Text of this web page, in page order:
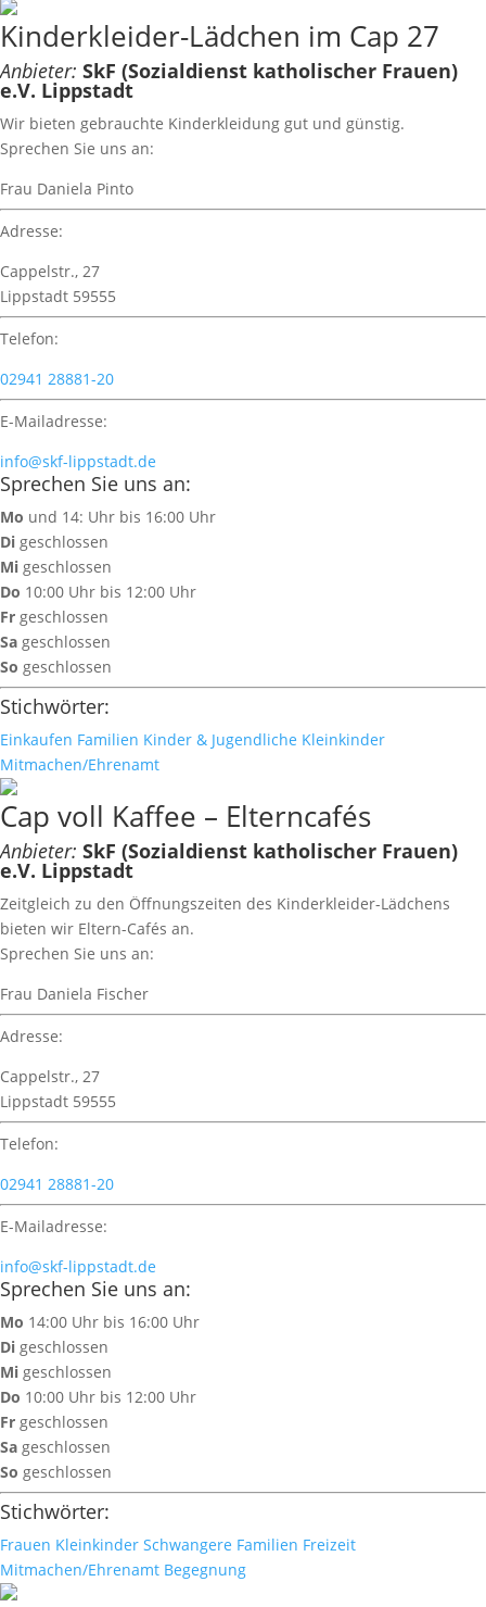
Kinderkleider-Lädchen im Cap 27
Anbieter: SkF (Sozialdienst katholischer Frauen)
e.V. Lippstadt
Wir bieten gebrauchte Kinderkleidung gut und günstig.
Sprechen Sie uns an:
Frau Daniela Pinto
Adresse:
Cappelstr., 27
Lippstadt 59555
Telefon:
02941 28881-20
E-Mailadresse:
info@skf-lippstadt.de
Sprechen Sie uns an:
Mo und 14: Uhr bis 16:00 Uhr
Di geschlossen
Mi geschlossen
Do 10:00 Uhr bis 12:00 Uhr
Fr geschlossen
Sa geschlossen
So geschlossen
Stichwörter:
Einkaufen Familien Kinder & Jugendliche Kleinkinder
Mitmachen/Ehrenamt
Cap voll Kaffee – Elterncafés
Anbieter: SkF (Sozialdienst katholischer Frauen)
e.V. Lippstadt
Zeitgleich zu den Öffnungszeiten des Kinderkleider-Lädchens
bieten wir Eltern-Cafés an.
Sprechen Sie uns an:
Frau Daniela Fischer
Adresse:
Cappelstr., 27
Lippstadt 59555
Telefon:
02941 28881-20
E-Mailadresse:
info@skf-lippstadt.de
Sprechen Sie uns an:
Mo 14:00 Uhr bis 16:00 Uhr
Di geschlossen
Mi geschlossen
Do 10:00 Uhr bis 12:00 Uhr
Fr geschlossen
Sa geschlossen
So geschlossen
Stichwörter:
Frauen Kleinkinder Schwangere Familien Freizeit
Mitmachen/Ehrenamt Begegnung